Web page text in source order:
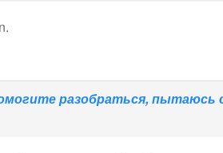
разобраться, пытаюсь